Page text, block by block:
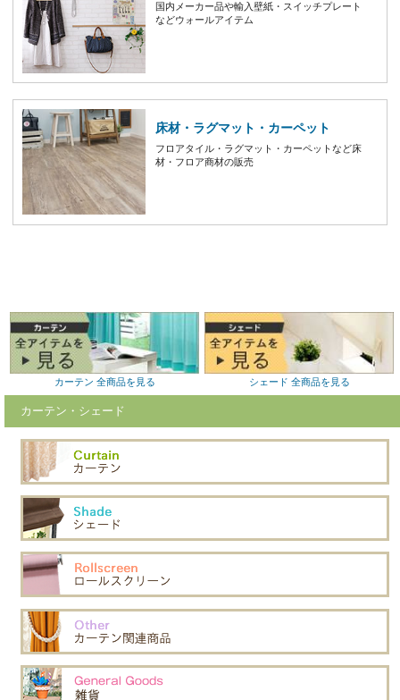
国内メーカー品や輸入壁紙・スイッチプレート
などウォールアイテム
床材・ラグマット・カーペット
フロアタイル・ラグマット・カーペットなど床
材・フロア商材の販売
カーテン 全商品を見る シェード 全商品を見る
カーテン・シェード